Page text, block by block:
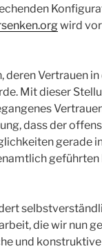
wird
deren Vertrauen
Mit dieser
dass der
gerade
die wir nun
und